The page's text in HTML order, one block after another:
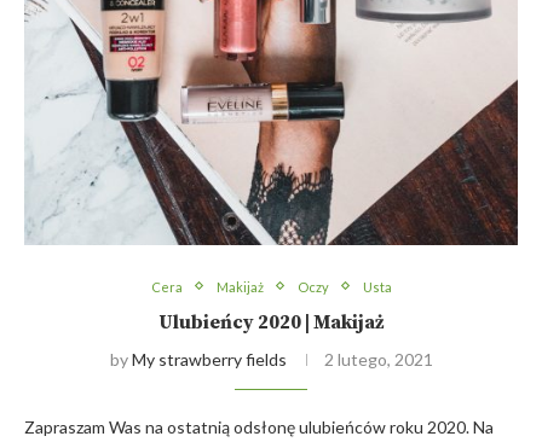
Cera Makijaż Oczy Usta
Ulubieńcy 2020 | Makijaż
byMy strawberry fields 2 lutego, 2021
Zapraszam Was na ostatnią odsłonę ulubieńców roku 2020. Na